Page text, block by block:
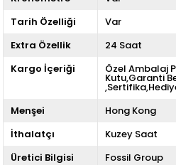
Tarih Özelliği
Var
Extra Özellik
24 Saat
Kargo İçeriği
Özel Ambalaj
Kutu,Garanti
Menşei
Hong Kong
İthalatçı
Kuzey Saat
Üretici Bilgisi
Fossil Group